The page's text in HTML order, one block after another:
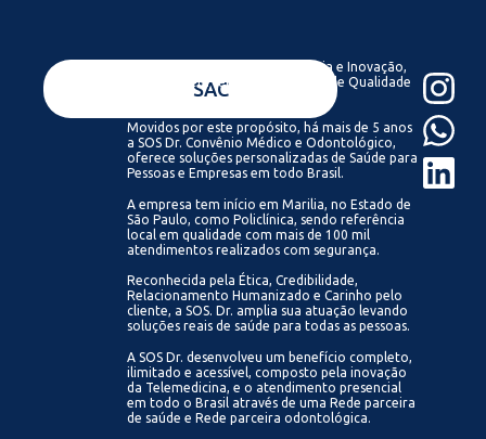
VENDASSAC
Acreditamos que com Tecnologia e Inovação,
todos podem ter acesso a Saúde de Qualidade
Movidos por este propósito, há mais de 5 anos
a SOS Dr. Convênio Médico e Odontológico,
oferece soluções personalizadas de Saúde para
Pessoas e Empresas em todo Brasil.
A empresa tem início em Marilia, no Estado de
São Paulo, como Policlínica, sendo referência
local em qualidade com mais de 100 mil
atendimentos realizados com segurança.
Reconhecida pela Ética, Credibilidade,
Relacionamento Humanizado e Carinho pelo
cliente, a SOS. Dr. amplia sua atuação levando
soluções reais de saúde para todas as pessoas.
A SOS Dr. desenvolveu um benefício completo,
ilimitado e acessível, composto pela inovação
da Telemedicina, e o atendimento presencial
em todo o Brasil através de uma Rede parceira
de saúde e Rede parceira odontológica.